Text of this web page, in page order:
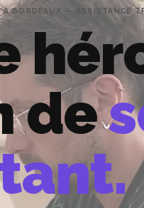
À BORDEAUX — ASSISTANCE
de